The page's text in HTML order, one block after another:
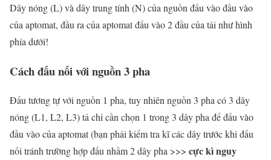
Dây nóng (L) và dây trung tính (N) của nguồn đấu vào đầu vào
của aptomat, đầu ra của aptomat đấu vào 2 đầu của tải như hình
phía dưới!
Cách đấu nối với nguồn 3 pha
Đấu tương tự với nguồn 1 pha, tuy nhiên nguồn 3 pha có 3 dây
nóng (L1, L2, L3) tả chỉ cần chọn 1 trong 3 dây pha để đấu vào
đầu vào của aptomat (bạn phải kiểm tra kĩ các dây trước khi đấu
nối tránh trường hợp đấu nhầm 2 dây pha >>> cực kì nguy